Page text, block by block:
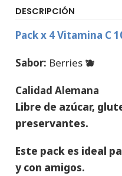
DESCRIPCIÓN
Pack x 4 Vitamina C
Sabor: Berries 🫐
Calidad Alemana
Libre de azúcar,
preservantes.
Este pack es ideal
y con amigos.